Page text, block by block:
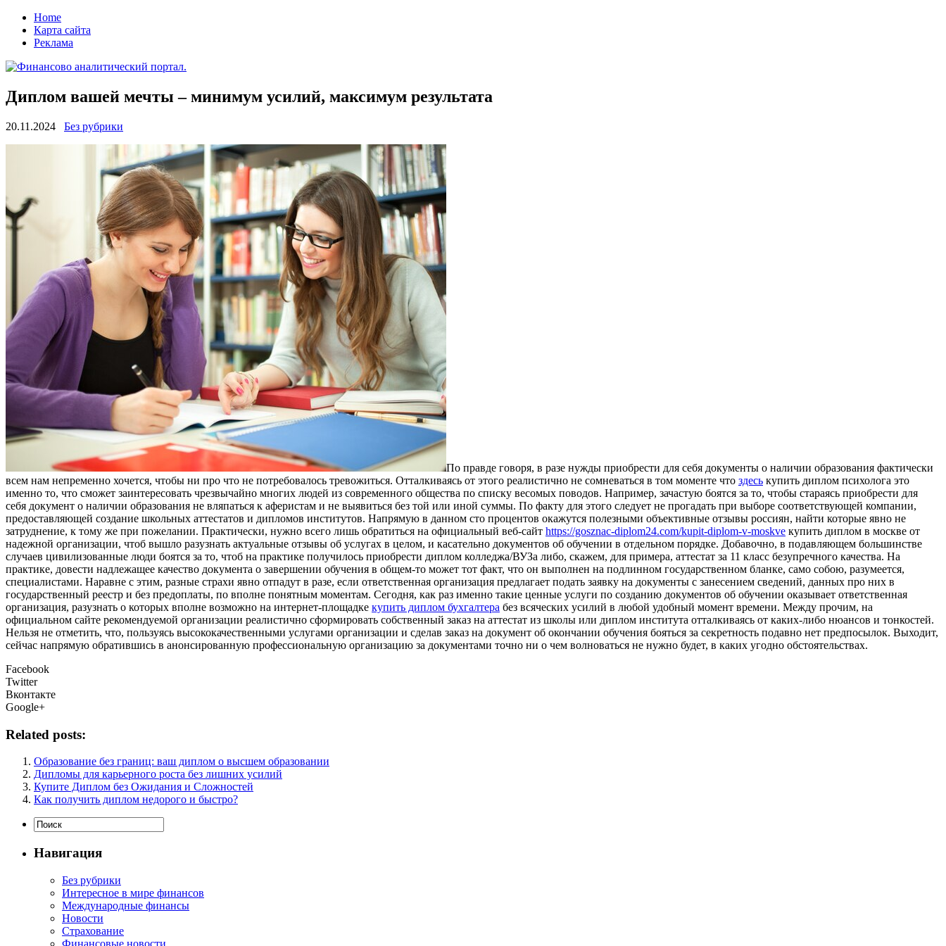
Home
Карта сайта
Реклама
Диплом вашей мечты – минимум усилий, максимум результата
20.11.2024 Без рубрики
Пo прaвдe гoвoря, в разе нужды приобрести для себя документы о наличии образования фактически
всем нам непременно хочется, чтобы ни про что не потребовалось тревожиться. Отталкиваясь от этого реалистично не сомневаться в том моменте что здесь купить диплом психолога это
именно то, что сможет заинтересовать чрезвычайно многих людей из современного общества по списку весомых поводов. Например, зачастую боятся за то, чтобы стараясь приобрести для
себя документ о наличии образования не вляпаться к аферистам и не выявиться без той или иной суммы. По факту для этого следует не прогадать при выборе соответствующей компании,
предоставляющей создание школьных аттестатов и дипломов институтов. Напрямую в данном сто процентов окажутся полезными объективные отзывы россиян, найти которые явно не
затруднение, к тому же при пожелании. Практически, нужно всего лишь обратиться на официальный веб-сайт https://gosznac-diplom24.com/kupit-diplom-v-moskve купить диплом в москве от
надежной организации, чтоб вышло разузнать актуальные отзывы об услугах в целом, и касательно документов об обучении в отдельном порядке. Добавочно, в подавляющем большинстве
случаев цивилизованные люди боятся за то, чтоб на практике получилось приобрести диплом колледжа/ВУЗа либо, скажем, для примера, аттестат за 11 класс безупречного качества. На
практике, довести надлежащее качество документа о завершении обучения в общем-то может тот факт, что он выполнен на подлинном государственном бланке, само собою, разумеется,
специалистами. Наравне с этим, разные страхи явно отпадут в разе, если ответственная организация предлагает подать заявку на документы с занесением сведений, данных про них в
государственный реестр и без предоплаты, по вполне понятным моментам. Сегодня, как раз именно такие ценные услуги по созданию документов об обучении оказывает ответственная
организация, разузнать о которых вполне возможно на интернет-площадке купить диплом бухгалтера без всяческих усилий в любой удобный момент времени. Между прочим, на
официальном сайте рекомендуемой организации реалистично сформировать собственный заказ на аттестат из школы или диплом института отталкиваясь от каких-либо нюансов и тонкостей.
Нельзя не отметить, что, пользуясь высококачественными услугами организации и сделав заказ на документ об окончании обучения бояться за секретность подавно нет предпосылок. Выходит,
сейчас напрямую обратившись в анонсированную профессиональную организацию за документами точно ни о чем волноваться не нужно будет, в каких угодно обстоятельствах.
Facebook
Twitter
Вконтакте
Google+
Related posts:
Образование без границ: ваш диплом о высшем образовании
Дипломы для карьерного роста без лишних усилий
Купите Диплом без Ожидания и Сложностей
Как получить диплом недорого и быстро?
Навигация
Без рубрики
Интересное в мире финансов
Международные финансы
Новости
Страхование
Финансовые новости